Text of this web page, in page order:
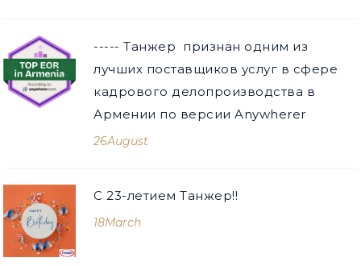
----- Танжер признан одним из
лучших поставщиков услуг в сфере
кадрового делопроизводства в
Армении по версии Anywherer
26August
С 23-летием Танжер!!
18March